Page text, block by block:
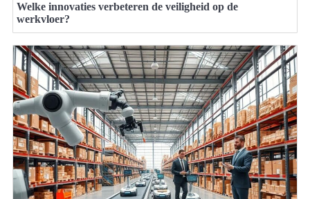
Welke innovaties verbeteren de veiligheid op de
werkvloer?